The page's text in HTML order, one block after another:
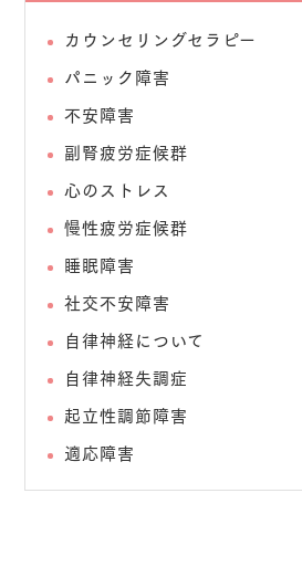
カウンセリングセラピー
パニック障害
不安障害
副腎疲労症候群
心のストレス
慢性疲労症候群
睡眠障害
社交不安障害
自律神経について
自律神経失調症
起立性調節障害
適応障害